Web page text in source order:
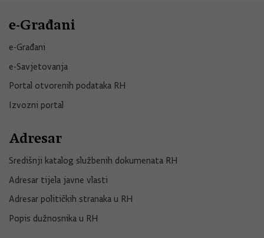
e-Građani
e-Građani
e-Savjetovanja
Portal otvorenih podataka RH
Izvozni portal
Adresar
Središnji katalog službenih dokumenata RH
Adresar tijela javne vlasti
Adresar političkih stranaka u RH
Popis dužnosnika u RH